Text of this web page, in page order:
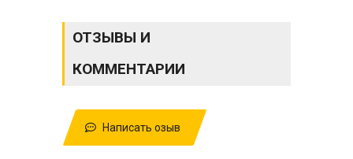
ОТЗЫВЫ И
КОММЕНТАРИИ
Написать озыв